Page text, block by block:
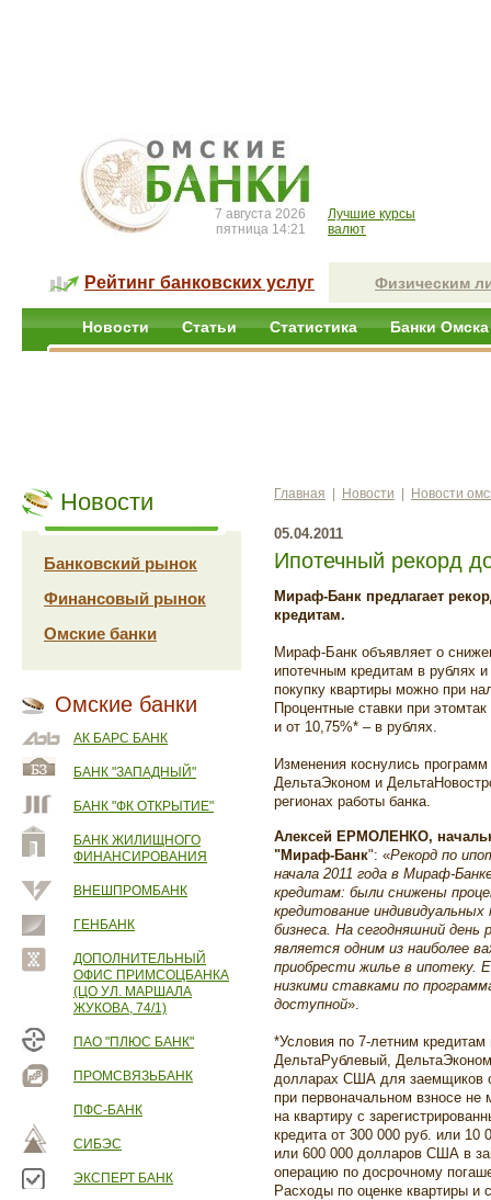
7 августа 2026
пятница 14:21
Лучшие курсы
валют
Рейтинг банковских услуг Физическим
Новости Статьи Статистика Банки Омска
Новости
Банковский рынок
Финансовый рынок
Омские банки
Омские банки
АК БАРС БАНК
БАНК "ЗАПАДНЫЙ"
БАНК "ФК ОТКРЫТИЕ"
БАНК ЖИЛИЩНОГО
ФИНАНСИРОВАНИЯ
ВНЕШПРОМБАНК
ГЕНБАНК
ДОПОЛНИТЕЛЬНЫЙ
ОФИС ПРИМСОЦБАНКА
(ЦО УЛ. МАРШАЛА
ЖУКОВА, 74/1)
ПАО "ПЛЮС БАНК"
ПРОМСВЯЗЬБАНК
ПФС-БАНК
СИБЭС
ЭКСПЕРТ БАНК
Главная Новости Новости
05.04.2011
Ипотечный рекорд
Мираф-Банк предлагает
кредитам.
Мираф-Банк объявляет о
ипотечным кредитам в рублях
покупку квартиры можно при
Процентные ставки при
и от 10,75%* – в рублях.
Изменения коснулись
ДельтаЭконом и
регионах работы банка.
Алексей ЕРМОЛЕНКО,
"Мираф-Банк": «Рекорд по
начала 2011 года в Мираф-
кредитам: были снижены
кредитование
бизнеса. На сегодняшний день
является одним из наиболее
приобрести жилье в ипотеку.
низкими ставками по
доступной».
*Условия по 7-летним
ДельтаРублевый,
долларах США для заемщиков
при первоначальном взносе не
на квартиру с
кредита от 300 000 руб. или
или 600 000 долларов США в
операцию по досрочному
Расходы по оценке квартиры и